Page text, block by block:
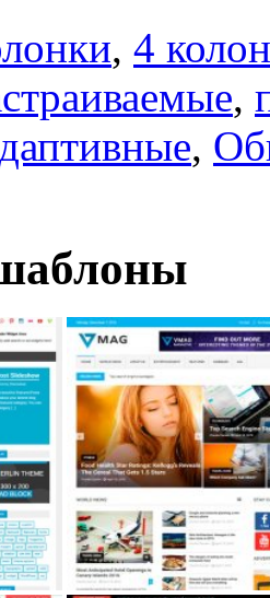
, 4
,
,